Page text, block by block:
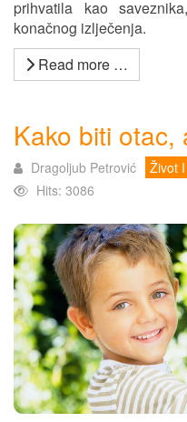
prihvatila kao
konačnog izlječenja.
Read more …
Kako biti otac,
Dragoljub Petrović Život
Hits: 3086